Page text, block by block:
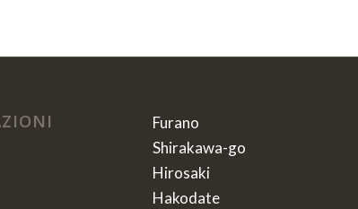
Furano
Shirakawa-go
Hirosaki
Hakodate